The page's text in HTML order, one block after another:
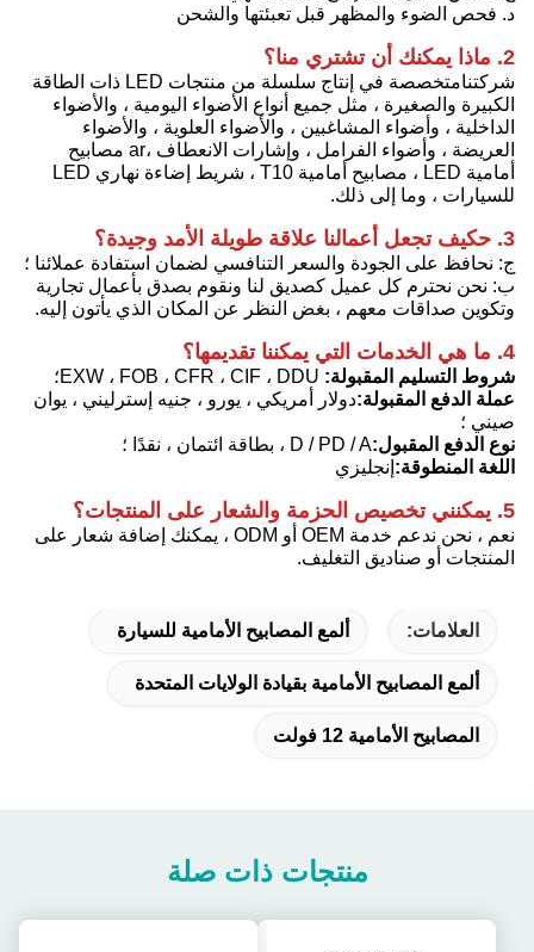
د. فحص الضوء والمظهر قبل تعبئتها والشحن
2. ماذا يمكنك أن تشتري منا؟
شركتنا
متخصصة في إنتاج سلسلة من منتجات LED ذات الطاقة
الكبيرة والصغيرة ، مثل جميع أنواع الأضواء اليومية ، والأضواء
الداخلية ، وأضواء المشاغبين ، والأضواء العلوية ، والأضواء
العريضة ، وأضواء الفرامل ، وإشارات الانعطاف ،
ar مصابيح
أمامية LED ، مصابيح أمامية T10 ، شريط إضاءة نهاري LED
للسيارات ، وما إلى ذلك.
3. ح كيف تجعل أعمالنا علاقة طويلة الأمد وجيدة؟
ج: نحافظ على الجودة والسعر التنافسي لضمان استفادة عملائنا ؛
ب: نحن نحترم كل عميل كصديق لنا ونقوم بصدق بأعمال تجارية
وتكوين صداقات معهم ، بغض النظر عن المكان الذي يأتون إليه.
4. ما هي الخدمات التي يمكننا تقديمها؟
شروط التسليم المقبولة: EXW ، FOB ، CFR ، CIF ، DDU؛
عملة الدفع المقبولة:دولار أمريكي ، يورو ، جنيه إسترليني ، يوان
صيني ؛
نوع الدفع المقبول:D / PD / A ، بطاقة ائتمان ، نقدًا ؛
اللغة المنطوقة:إنجليزي
5. يمكنني تخصيص الحزمة والشعار على المنتجات؟
نعم ، نحن ندعم خدمة OEM أو ODM ، يمكنك إضافة شعار على
المنتجات أو صناديق التغليف.
العلامات: ألمع المصابيح الأمامية للسيارة
ألمع المصابيح الأمامية بقيادة الولايات المتحدة
المصابيح الأمامية 12 فولت
منتجات ذات صلة